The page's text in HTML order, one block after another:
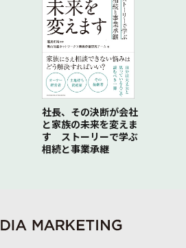
社長、その決断が会社
と家族の未来を変えま
す ストーリーで学ぶ
相続と事業承継